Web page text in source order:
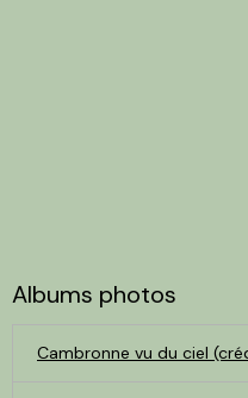
Albums photos
Cambronne vu du ciel